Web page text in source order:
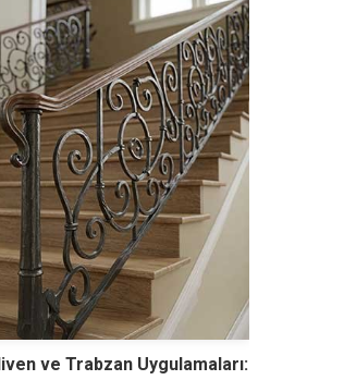
ve Trabzan Uygulamaları: